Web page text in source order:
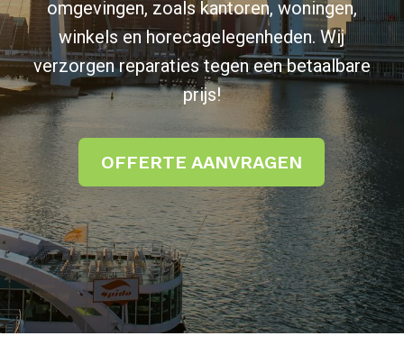
omgevingen, zoals kantoren, woningen,
winkels en horecagelegenheden. Wij
verzorgen reparaties tegen een betaalbare
prijs!
OFFERTE AANVRAGEN